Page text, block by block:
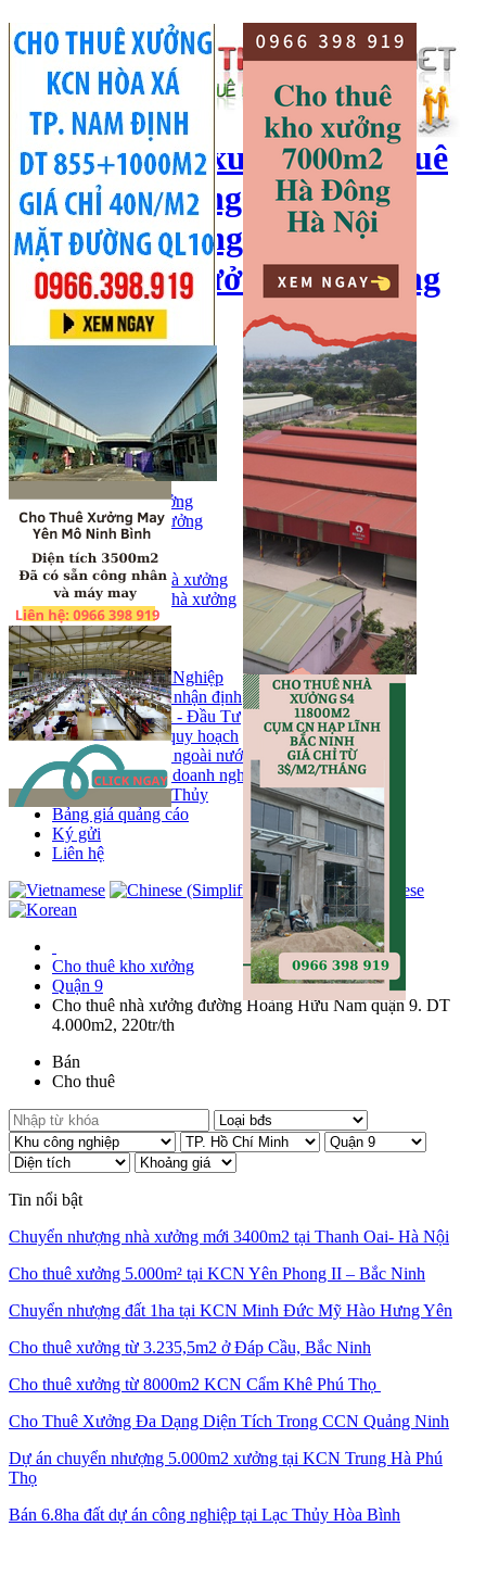
cho thuê kho xưởng, cho thuê
kho, kho xưởng hà nội, cho
thuê nhà xưởng, cho thuê
xưởng, kho xưởng hải dương
Hotline:0966 398 919
Đăng ký
Đăng tin bán/cho thuê
Trang chủ
Bán kho, nhà xưởng
Bán kho xưởng
Kho
Mặt bằng
Cho thuê kho, nhà xưởng
Cho thuê nhà xưởng
Kho
Mặt bằng
Tin tức
Khu Công Nghiệp
Phân tích - nhận định
Chính sách - Đầu Tư
Thông tin quy hoạch
Thị trường ngoài nước
Hoạt động doanh nghiẹp
Tin Phong Thủy
Bảng giá quảng cáo
Ký gửi
Liên hệ
Cho thuê kho xưởng
Quận 9
Cho thuê nhà xưởng đường Hoàng Hữu Nam quận 9. DT
4.000m2, 220tr/th
Bán
Cho thuê
Tin nổi bật
Chuyển nhượng nhà xưởng mới 3400m2 tại Thanh Oai- Hà Nội
Cho thuê xưởng 5.000m² tại KCN Yên Phong II – Bắc Ninh
Chuyển nhượng đất 1ha tại KCN Minh Đức Mỹ Hào Hưng Yên
Cho thuê xưởng từ 3.235,5m2 ở Đáp Cầu, Bắc Ninh
Cho thuê xưởng từ 8000m2 KCN Cẩm Khê Phú Thọ
Cho Thuê Xưởng Đa Dạng Diện Tích Trong CCN Quảng Ninh
Dự án chuyển nhượng 5.000m2 xưởng tại KCN Trung Hà Phú
Thọ
Bán 6.8ha đất dự án công nghiệp tại Lạc Thủy Hòa Bình